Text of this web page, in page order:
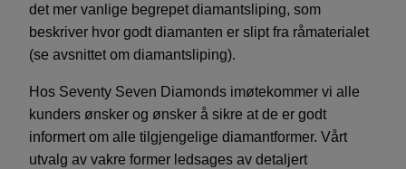
det mer vanlige begrepet diamantsliping, som
beskriver hvor godt diamanten er slipt fra råmaterialet
(se avsnittet om diamantsliping).
Hos Seventy Seven Diamonds imøtekommer vi alle
kunders ønsker og ønsker å sikre at de er godt
informert om alle tilgjengelige diamantformer. Vårt
utvalg av vakre former ledsages av detaljert